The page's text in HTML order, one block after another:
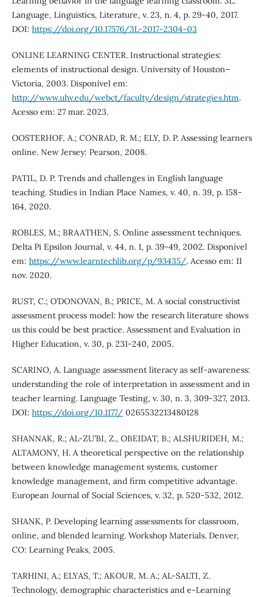
Language, Linguistics, Literature, v. 23, n. 4, p. 29-40, 2017.
DOI: https://doi.org/10.17576/3L-2017-2304-03
ONLINE LEARNING CENTER. Instructional strategies:
elements of instructional design. University of Houston–
Victoria, 2003. Disponível em:
http://www.uhv.edu/webct/faculty/design/strategies.htm.
Acesso em: 27 mar. 2023.
OOSTERHOF, A.; CONRAD, R. M.; ELY, D. P. Assessing learners
online. New Jersey: Pearson, 2008.
PATIL, D. P. Trends and challenges in English language
teaching. Studies in Indian Place Names, v. 40, n. 39, p. 158-
164, 2020.
ROBLES, M.; BRAATHEN, S. Online assessment techniques.
Delta Pi Epsilon Journal, v. 44, n. 1, p. 39-49, 2002. Disponível
em: https://www.learntechlib.org/p/93435/. Acesso em: 11
nov. 2020.
RUST, C.; O’DONOVAN, B.; PRICE, M. A social constructivist
assessment process model: how the research literature shows
us this could be best practice. Assessment and Evaluation in
Higher Education, v. 30, p. 231-240, 2005.
SCARINO, A. Language assessment literacy as self-awareness:
understanding the role of interpretation in assessment and in
teacher learning. Language Testing, v. 30, n. 3, 309-327, 2013.
DOI: https://doi.org/10.1177/0265532213480128
SHANNAK, R.; AL-ZU’BI, Z., OBEIDAT, B.; ALSHURIDEH, M.;
ALTAMONY, H. A theoretical perspective on the relationship
between knowledge management systems, customer
knowledge management, and firm competitive advantage.
European Journal of Social Sciences, v. 32, p. 520-532, 2012.
SHANK, P. Developing learning assessments for classroom,
online, and blended learning. Workshop Materials. Denver,
CO: Learning Peaks, 2005.
TARHINI, A.; ELYAS, T.; AKOUR, M. A.; AL-SALTI, Z.
Technology, demographic characteristics and e-Learning